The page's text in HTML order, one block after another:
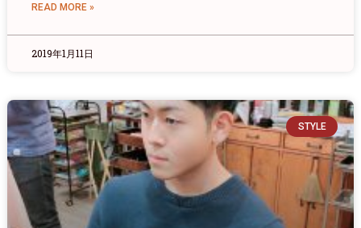
READ MORE »
2019年1月11日
STYLE